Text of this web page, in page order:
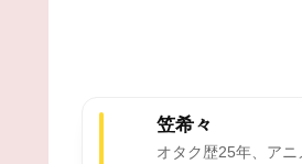
笠希々
オタク歴25年、アニ